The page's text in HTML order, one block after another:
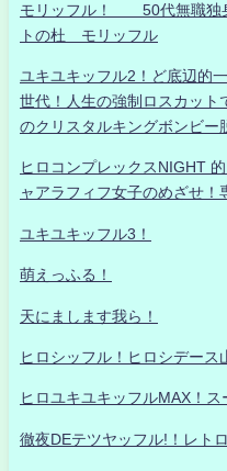
モリッフル！ 50代無職独
トの杜 モリッフル
ユキユキッフル2！ど底辺的
世代！人生の強制ロスカット
のクリスタルキングボンビー
ヒロコンプレックスNIGHT
ャアラフィフ女子のめざせ！
ユキユキッフル3！
萌えっふる！
天にまします我ら！
ヒロシッフル！ヒロシデース
ヒロユキユキッフルMAX！ス
徹夜DEテツヤッフル!！レト